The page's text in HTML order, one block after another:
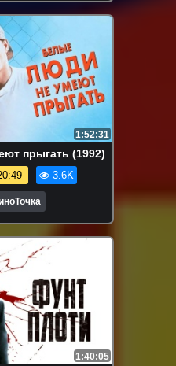
1:52:31
прыгать (1992)
3.6K
1:40:05